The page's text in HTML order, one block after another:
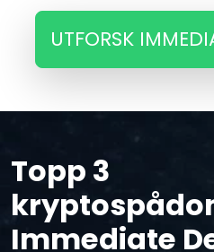
UTFORSK
Topp 3
Immediate